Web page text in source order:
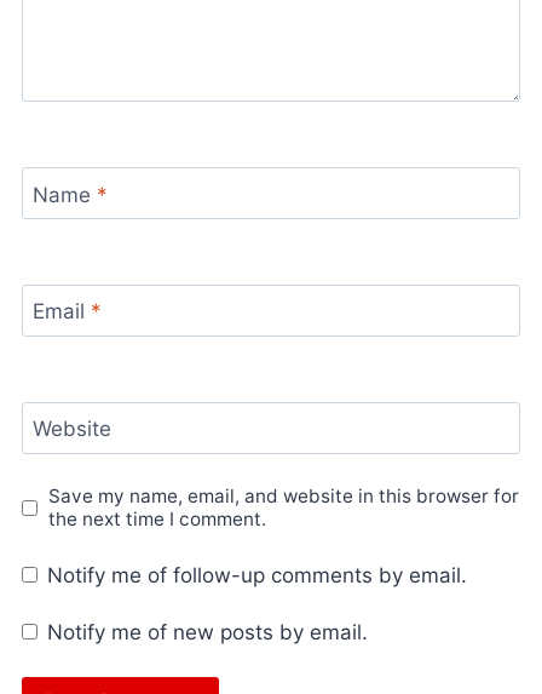
Name *
Email *
Website
Save my name, email, and website in this browser for
the next time I comment.
Notify me of follow-up comments by email.
Notify me of new posts by email.